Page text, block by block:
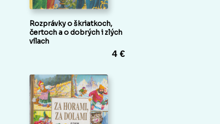
Rozprávky o škriatkoch,
čertoch a o dobrých i zlých
vílach
4 €